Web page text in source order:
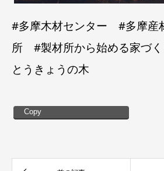
#多摩木材センター #多摩
所 #製材所から始める家
とうきょうの木
Copy